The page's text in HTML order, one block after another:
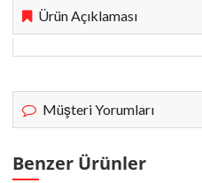
Ürün Açıklaması
Müşteri Yorumları
Benzer Ürünler